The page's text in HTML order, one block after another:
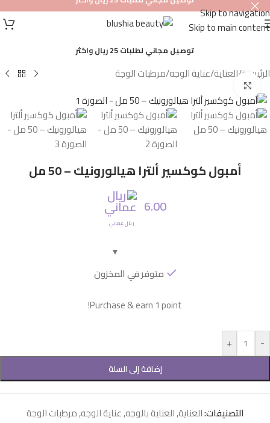
Skip to navigation
Skip to main content
توصيل مجاني لطلبات 25 ريال واكثر
الرئيسية/العناية/عناية الوجه/مرطبات الوجة
أمبول كوكسير ألترا هيالورونيك – 50 مل
6.00
ريال عماني
متوفر في المخزون
Purchase & earn 1 point!
-
+
إضافة إلى السلة
التصنيفات:العناية,العناية بالوجه,عناية الوجه,مرطبات الوجة